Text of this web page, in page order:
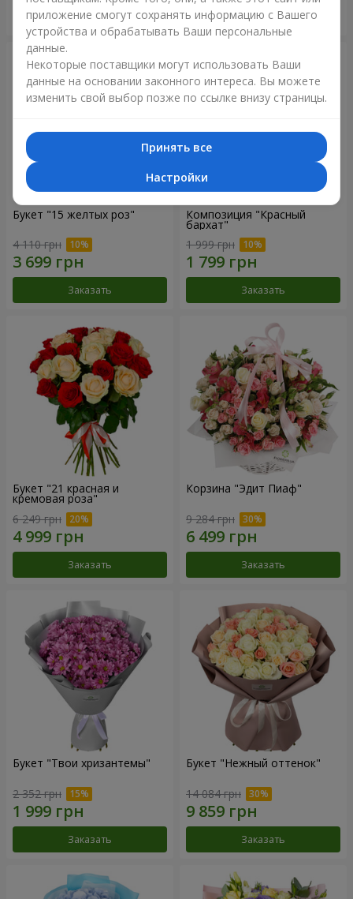
Заказать Заказать
Букет "15 желтых роз"
4 110 грн
Заказать
Композиция "Красный
бархат"
1 999 грн
Заказать
Букет "21 красная и
кремовая роза"
6 249 грн
Заказать
Корзина "Эдит Пиаф"
9 284 грн
Заказать
Букет "Твои хризантемы"
2 352 грн
Заказать
Букет "Нежный оттенок"
14 084 грн
Заказать
приложение смогут сохранять информацию с Вашего
устройства и обрабатывать Ваши персональные
данные.
Некоторые поставщики могут использовать Ваши
данные на основании законного интереса. Вы можете
изменить свой выбор позже по ссылке внизу страницы.
Принять все
Настройки